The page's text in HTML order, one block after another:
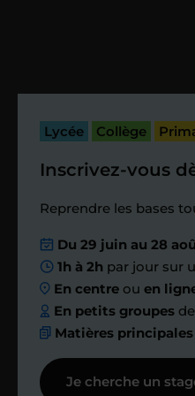
passé.
Étape 4
Nous
ensemble
échanges
Afin de suivre le
réalisés, votre
Lycée Collège
Inscrivez-vous
Reprendre les bases
Du 29 juin au 28
1h à 2h par jour sur
En centre ouen
En petits groupes
Matières principales
Je cherche un